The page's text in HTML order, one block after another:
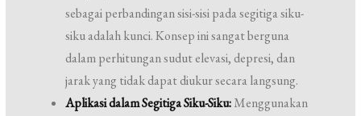
sebagai perbandingan sisi-sisi pada segitiga siku-
siku adalah kunci. Konsep ini sangat berguna
dalam perhitungan sudut elevasi, depresi, dan
jarak yang tidak dapat diukur secara langsung.
Aplikasi dalam Segitiga Siku-Siku:Menggunakan